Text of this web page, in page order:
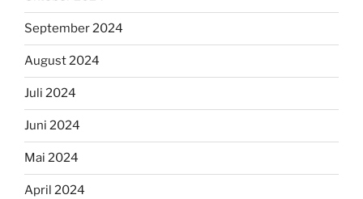
September 2024
August 2024
Juli 2024
Juni 2024
Mai 2024
April 2024